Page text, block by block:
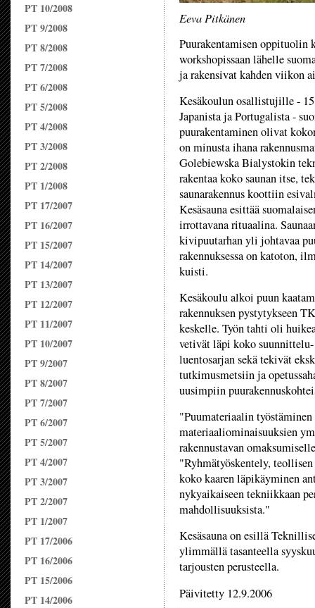
PT 10/2008
PT 9/2008
PT 8/2008
PT 7/2008
PT 6/2008
PT 5/2008
PT 4/2008
PT 3/2008
PT 2/2008
PT 1/2008
PT 17/2007
PT 16/2007
PT 15/2007
PT 14/2007
PT 13/2007
PT 12/2007
PT 11/2007
PT 10/2007
PT 9/2007
PT 8/2007
PT 7/2007
PT 6/2007
PT 5/2007
PT 4/2007
PT 3/2007
PT 2/2007
PT 1/2007
PT 17/2006
PT 16/2006
PT 15/2006
PT 14/2006
Eeva Pitkänen
Puurakentamisen oppituolin
workshopissaan lähelle
ja rakensivat kahden viikon
Kesäkoulun osallistujille -
Japanista ja Portugalista -
puurakentaminen olivat
on minusta ihana
Golebiewska Bialystokin
rakentaa koko saunan itse,
saunarakennus koottiin
Kesäsauna esittää
irrottavana rituaalina.
kivipuutarhan yli johtavaa
rakennuksessa on katoton,
kuisti.
Kesäkoulu alkoi puun
rakennuksen pystytykseen
keskelle. Työn tahti oli
vetivät läpi koko
luentosarjan sekä tekivät
tutkimusmetsiin ja
uusimpiin
"Puumateriaalin
materiaaliominaisuuksien
rakennustavan
"Ryhmätyöskentely,
koko kaaren läpikäyminen
nykyaikaiseen tekniikkaan
mahdollisuuksista."
Kesäsauna on esillä
ylimmällä tasanteella
tarjousten perusteella.
Päivitetty 12.9.2006